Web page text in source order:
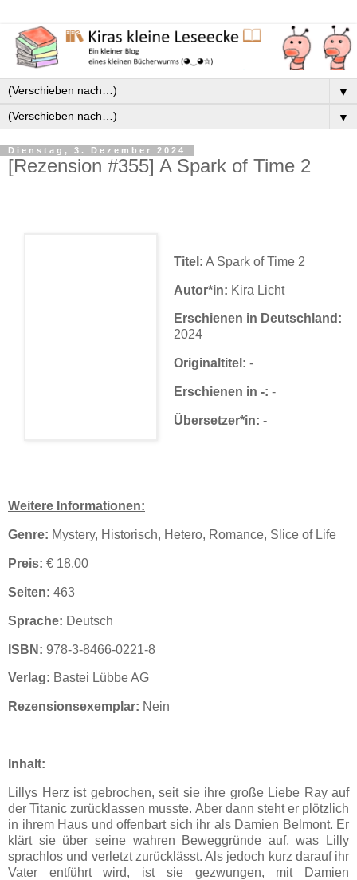
▼
▼
Dienstag, 3. Dezember 2024
[Rezension #355] A Spark of Time 2
Titel: A Spark of Time 2
Autor*in: Kira Licht
Erschienen in Deutschland:
2024
Originaltitel: -
Erschienen in -: -
Übersetzer*in: -
Weitere Informationen:
Genre: Mystery, Historisch, Hetero, Romance, Slice of Life
Preis: € 18,00
Seiten: 463
Sprache: Deutsch
ISBN: 978-3-8466-0221-8
Verlag: Bastei Lübbe AG
Rezensionsexemplar: Nein
Inhalt:
Lillys Herz ist gebrochen, seit sie ihre große Liebe Ray auf
der Titanic zurücklassen musste. Aber dann steht er plötzlich
in ihrem Haus und offenbart sich ihr als Damien Belmont. Er
klärt sie über seine wahren Beweggründe auf, was Lilly
sprachlos und verletzt zurücklässt. Als jedoch kurz darauf ihr
Vater entführt wird, ist sie gezwungen, mit Damien